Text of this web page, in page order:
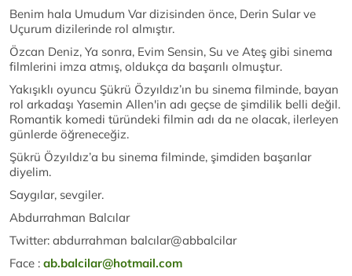
Benim hala Umudum Var dizisinden önce, Derin Sular ve
Uçurum dizilerinde rol almıştır.
Özcan Deniz, Ya sonra, Evim Sensin, Su ve Ateş gibi sinema
filmlerini imza atmış, oldukça da başarılı olmuştur.
Yakışıklı oyuncu Şükrü Özyıldız’ın bu sinema filminde, bayan
rol arkadaşı Yasemin Allen'in adı geçse de şimdilik belli değil.
Romantik komedi türündeki filmin adı da ne olacak, ilerleyen
günlerde öğreneceğiz.
Şükrü Özyıldız’a bu sinema filminde, şimdiden başarılar
diyelim.
Saygılar, sevgiler.
Abdurrahman Balcılar
Twitter: abdurrahman balcılar@abbalcilar
Face : ab.balcilar@hotmail.com